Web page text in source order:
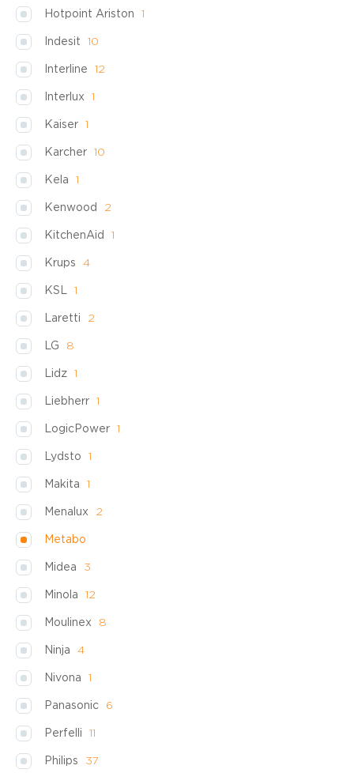
Hotpoint Ariston 1
Indesit 10
Interline 12
Interlux 1
Kaiser 1
Karcher 10
Kela 1
Kenwood 2
KitchenAid 1
Krups 4
KSL 1
Laretti 2
LG 8
Lidz 1
Liebherr 1
LogicPower 1
Lydsto 1
Makita 1
Menalux 2
Metabo
Midea 3
Minola 12
Moulinex 8
Ninja 4
Nivona 1
Panasonic 6
Perfelli 11
Philips 37